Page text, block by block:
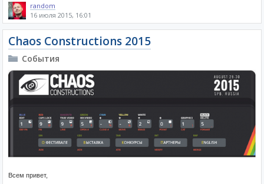
random
16 июля 2015, 16:01
Chaos Constructions 2015
События
Всем привет,